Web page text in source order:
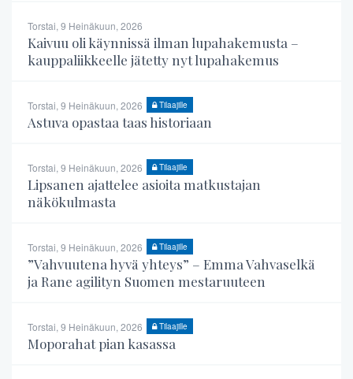
Torstai, 9 Heinäkuun, 2026
Kaivuu oli käynnissä ilman lupahakemusta –
kauppaliikkeelle jätetty nyt lupahakemus
Torstai, 9 Heinäkuun, 2026 Tilaajille
Astuva opastaa taas historiaan
Torstai, 9 Heinäkuun, 2026 Tilaajille
Lipsanen ajattelee asioita matkustajan
näkökulmasta
Torstai, 9 Heinäkuun, 2026 Tilaajille
”Vahvuutena hyvä yhteys” – Emma Vahvaselkä
ja Rane agilityn Suomen mestaruuteen
Torstai, 9 Heinäkuun, 2026 Tilaajille
Moporahat pian kasassa